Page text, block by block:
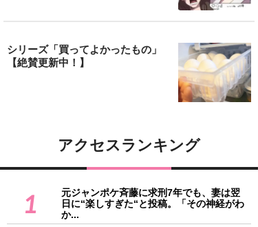
シリーズ「買ってよかったもの」
【絶賛更新中！】
アクセスランキング
1
元ジャンポケ斉藤に求刑7年でも、妻は翌
日に“楽しすぎた“と投稿。「その神経がわ
か...